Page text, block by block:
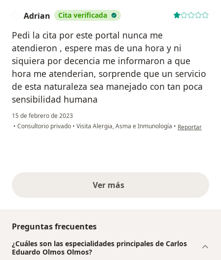
Adrian Cita verificada
Pedi la cita por este portal nunca me
atendieron , espere mas de una hora y ni
siquiera por decencia me informaron a que
hora me atenderian, sorprende que un servicio
de esta naturaleza sea manejado con tan poca
sensibilidad humana
15 de febrero de 2023
• Consultorio privado • Visita Alergia, Asma e Inmunología • en opinión del
Reportar
Ver másopiniones anteriores
Preguntas frecuentes
¿Cuáles son las especialidades principales de Carlos
Eduardo Olmos Olmos?